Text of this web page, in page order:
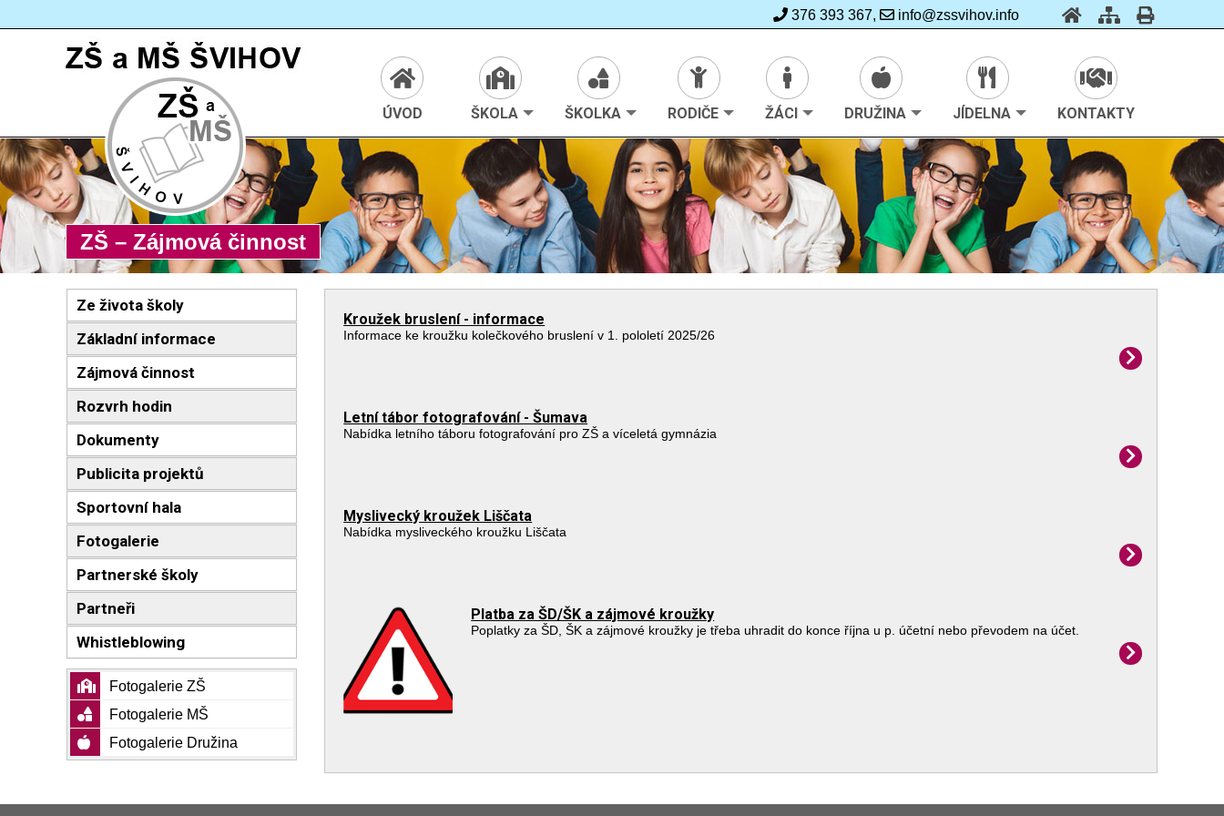
376 393 367, info@zssvihov.info
ÚVOD ŠKOLA ŠKOLKA RODIČE ŽÁCI DRUŽINA JÍDELNA KONTAKTY
ZŠ – Zájmová činnost
Ze života školy
Základní informace
Zájmová činnost
Rozvrh hodin
Dokumenty
Publicita projektů
Sportovní hala
Fotogalerie
Partnerské školy
Partneři
Whistleblowing
Fotogalerie ZŠ
Fotogalerie MŠ
Fotogalerie Družina
Kroužek bruslení - informace
Informace ke kroužku kolečkového bruslení v 1. pololetí 2025/26
Letní tábor fotografování - Šumava
Nabídka letního táboru fotografování pro ZŠ a víceletá gymnázia
Myslivecký kroužek Liščata
Nabídka mysliveckého kroužku Liščata
Platba za ŠD/ŠK a zájmové kroužky
Poplatky za ŠD, ŠK a zájmové kroužky je třeba uhradit do konce října u p. účetní nebo převodem na účet.